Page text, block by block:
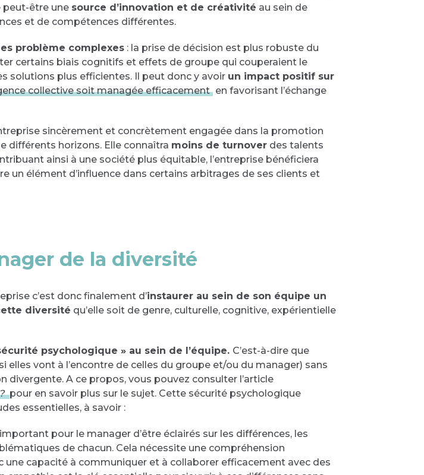
peut-être une source d’innovation et de créativité au sein de
et de compétences différentes.
problème complexes : la prise de décision est plus robuste du
certains biais cognitifs et effets de groupe qui couperaient le
solutions plus efficientes. Il peut donc y avoir un impact positif sur
collective soit managée efficacement en favorisant l’échange
sincèrement et concrètement engagée dans la promotion
différents horizons. Elle connaîtra moins de turnover des talents
ainsi à une société plus équitable, l’entreprise bénéficiera
un élément d’influence dans certains arbitrages de ses clients et
de la diversité
c’est donc finalement d’instaurer au sein de son équipe un
diversité qu’elle soit de genre, culturelle, cognitive, expérientielle
psychologique » au sein de l’équipe. C’est-à-dire que
elles vont à l’encontre de celles du groupe et/ou du manager) sans
A ce propos, vous pouvez consulter l’article
pour en savoir plus sur le sujet. Cette sécurité psychologique
essentielles, à savoir :
pour le manager d’être éclairés sur les différences, les
de chacun. Cela nécessite une compréhension
capacité à communiquer et à collaborer efficacement avec des